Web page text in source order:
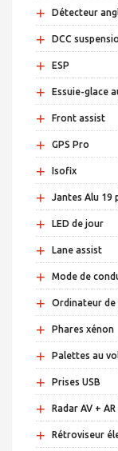
+ Détecteur
+ DCC
+ ESP
+ Essuie-glace
+ Front assist
+ GPS Pro
+ Isofix
+ Jantes Alu 19
+ LED de jour
+ Lane assist
+ Mode de
+ Ordinateur de
+ Phares xénon
+ Palettes au
+ Prises USB
+ Radar AV + AR
+ Rétroviseur